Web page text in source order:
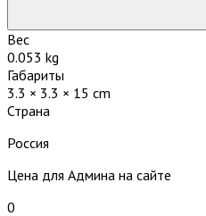
Вес
0.053 kg
Габариты
3.3 × 3.3 × 15 cm
Страна
Россия
Цена для Админа на сайте
0